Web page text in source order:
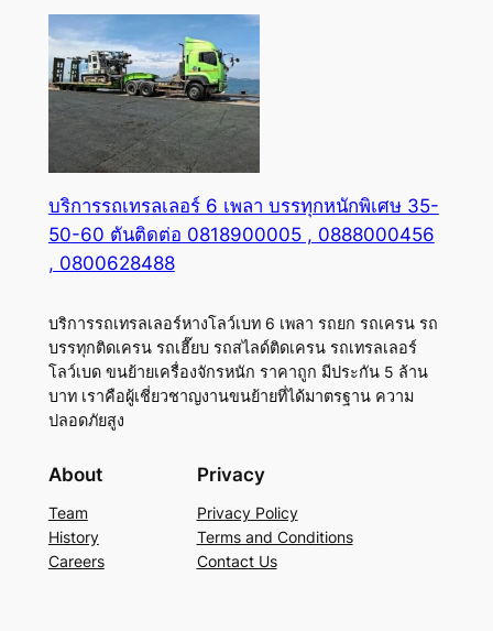
บริการรถเทรลเลอร์ 6 เพลา บรรทุกหนักพิเศษ 35-
50-60 ตันติดต่อ 0818900005 , 0888000456
, 0800628488
บริการรถเทรลเลอร์หางโลว์เบท 6 เพลา รถยก รถเครน รถ
บรรทุกติดเครน รถเฮี๊ยบ รถสไลด์ติดเครน รถเทรลเลอร์
โลว์เบด ขนย้ายเครื่องจักรหนัก ราคาถูก มีประกัน 5 ล้าน
บาท เราคือผู้เชี่ยวชาญงานขนย้ายที่ได้มาตรฐาน ความ
ปลอดภัยสูง
About
Team
History
Careers
Privacy
Privacy Policy
Terms and Conditions
Contact Us